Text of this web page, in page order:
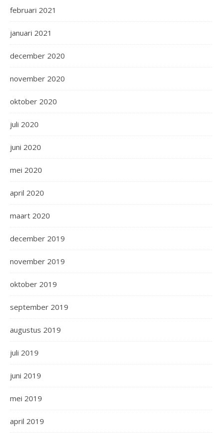
februari 2021
januari 2021
december 2020
november 2020
oktober 2020
juli 2020
juni 2020
mei 2020
april 2020
maart 2020
december 2019
november 2019
oktober 2019
september 2019
augustus 2019
juli 2019
juni 2019
mei 2019
april 2019